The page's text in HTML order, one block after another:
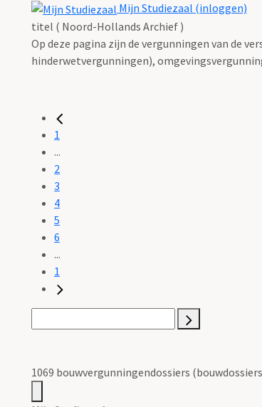
Mijn Studiezaal (inloggen)
titel ( Noord-Hollands Archief )
Op deze pagina zijn de vergunningen van de
hinderwetvergunningen),
1
...
2
3
4
5
6
...
1
1069 bouwvergunningendossiers